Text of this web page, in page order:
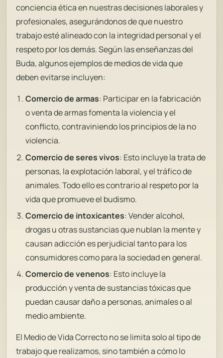
conciencia ética en nuestras decisiones laborales y
profesionales, asegurándonos de que nuestro
trabajo esté alineado con la integridad personal y el
respeto por los demás. Según las enseñanzas del
Buda, algunos ejemplos de medios de vida que
deben evitarse incluyen:
Comercio de armas: Participar en la fabricación
o venta de armas fomenta la violencia y el
conflicto, contraviniendo los principios de la no
violencia.
Comercio de seres vivos: Esto incluye la trata de
personas, la explotación laboral, y el tráfico de
animales. Todo ello es contrario al respeto por la
vida que promueve el budismo.
Comercio de intoxicantes: Vender alcohol,
drogas u otras sustancias que nublan la mente y
causan adicción es perjudicial tanto para los
consumidores como para la sociedad en general.
Comercio de venenos: Esto incluye la
producción y venta de sustancias tóxicas que
puedan causar daño a personas, animales o al
medio ambiente.
El Medio de Vida Correcto no se limita solo al tipo de
trabajo que realizamos, sino también a cómo lo